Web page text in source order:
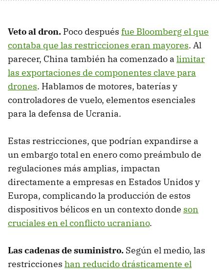
Veto al dron. Poco después fue Bloomberg el que
contaba que las restricciones eran mayores. Al
parecer, China también ha comenzado a limitar
las exportaciones de componentes clave para
drones. Hablamos de motores, baterías y
controladores de vuelo, elementos esenciales
para la defensa de Ucrania.
Estas restricciones, que podrían expandirse a
un embargo total en enero como preámbulo de
regulaciones más amplias, impactan
directamente a empresas en Estados Unidos y
Europa, complicando la producción de estos
dispositivos bélicos en un contexto donde son
cruciales en el conflicto ucraniano.
Las cadenas de suministro. Según el medio, las
restricciones han reducido drásticamente el